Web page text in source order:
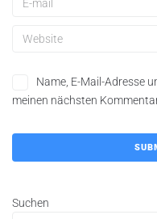
Name, E-Mail-Adresse
meinen nächsten
Suchen